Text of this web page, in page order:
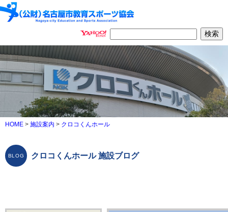
HOME > 施設案内 > クロコくんホール
クロコくんホール 施設ブログ